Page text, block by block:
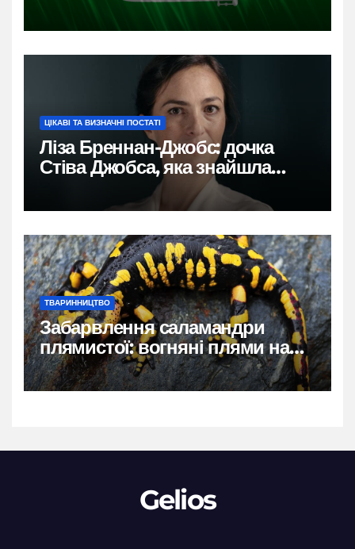
ЦІКАВІ ТА ВИЗНАЧНІ ПОСТАТІ
Ліза Бреннан-Джобс: дочка
Стіва Джобса, яка знайшла
власний голос
ТВАРИННИЦТВО
Забарвлення саламандри
плямистої: вогняні плями на
чорному тлі
Gelios